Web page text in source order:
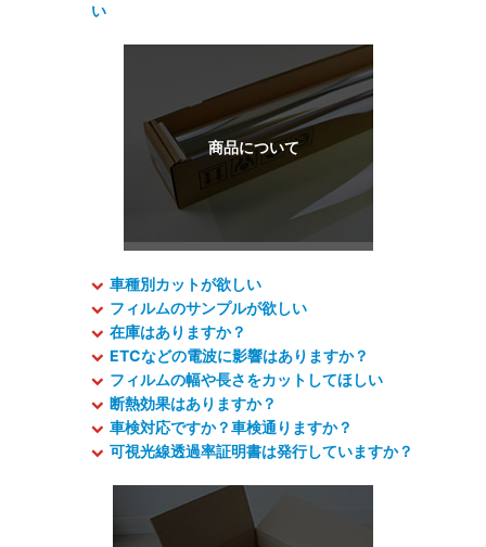
い
車種別カットが欲しい
フィルムのサンプルが欲しい
在庫はありますか？
ETCなどの電波に影響はありますか？
フィルムの幅や長さをカットしてほしい
断熱効果はありますか？
車検対応ですか？車検通りますか？
可視光線透過率証明書は発行していますか？